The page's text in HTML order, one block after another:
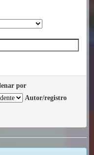
por
Autor/registro